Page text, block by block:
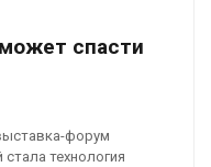
спасти
форум
технология